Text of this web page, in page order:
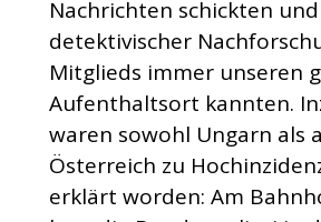
Nachrichten schickten
detektivischer
Mitglieds immer unseren
Aufenthaltsort kannten.
waren sowohl Ungarn als
Österreich zu
erklärt worden: Am